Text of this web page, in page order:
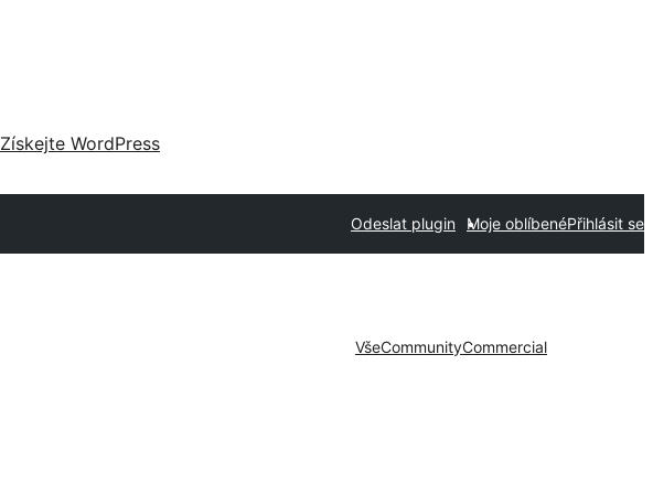
Získejte WordPress
Odeslat plugin Moje oblíbenéPřihlásit se
VšeCommunityCommercial